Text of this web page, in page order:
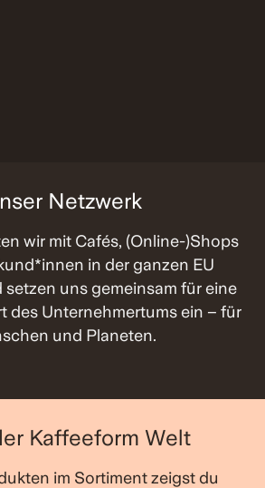
Netzwerk
wir mit Cafés, (Online-)Shops
in der ganzen EU
setzen uns gemeinsam für eine
des Unternehmertums ein – für
und Planeten.
Kaffeeform Welt
im Sortiment zeigst du